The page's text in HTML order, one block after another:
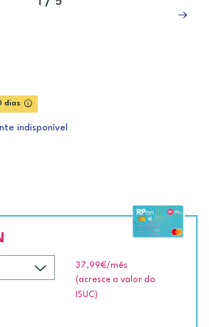
dias
indisponível
37,99€/mês
(acresce o valor do
ISUC)